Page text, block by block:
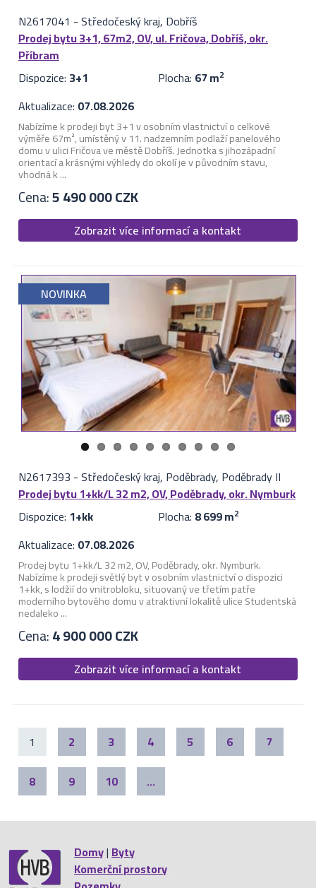
N2617041 -Středočeský kraj, Dobříš
Prodej bytu 3+1, 67m2, OV, ul. Fričova, Dobříš, okr.
Příbram
Dispozice: 3+1 Plocha: 67 m2
Aktualizace: 07.08.2026
Nabízíme k prodeji byt 3+1 v osobním vlastnictví o celkové
výměře 67m², umístěný v 11. nadzemním podlaží panelového
domu v ulici Fričova ve městě Dobříš. Jednotka s jihozápadní
orientací a krásnými výhledy do okolí je v původním stavu,
vhodná k ...
Cena:5 490 000 CZK
Zobrazit více informací a kontakt
NOVINKA
N2617393 -Středočeský kraj, Poděbrady, Poděbrady II
Prodej bytu 1+kk/L 32 m2, OV, Poděbrady, okr. Nymburk
Dispozice: 1+kk Plocha: 8 699 m2
Aktualizace: 07.08.2026
Prodej bytu 1+kk/L 32 m2, OV, Poděbrady, okr. Nymburk.
Nabízíme k prodeji světlý byt v osobním vlastnictví o dispozici
1+kk, s lodžií do vnitrobloku, situovaný ve třetím patře
moderního bytového domu v atraktivní lokalitě ulice Studentská
nedaleko ...
Cena:4 900 000 CZK
Zobrazit více informací a kontakt
1 2 3 4 5 6
7
8
9 10 ...
Domy|Byty
Komerční prostory